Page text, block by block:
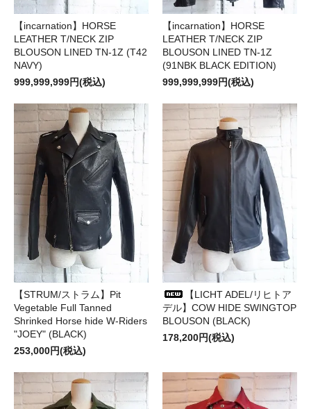
【incarnation】HORSE
LEATHER T/NECK ZIP
BLOUSON LINED TN-1Z (T42
NAVY)
999,999,999円(税込)
【incarnation】HORSE
LEATHER T/NECK ZIP
BLOUSON LINED TN-1Z
(91NBK BLACK EDITION)
999,999,999円(税込)
【STRUM/ストラム】Pit
Vegetable Full Tanned
Shrinked Horse hide W-Riders
"JOEY" (BLACK)
253,000円(税込)
【LICHT ADEL/リヒトア
デル】COW HIDE SWINGTOP
BLOUSON (BLACK)
178,200円(税込)